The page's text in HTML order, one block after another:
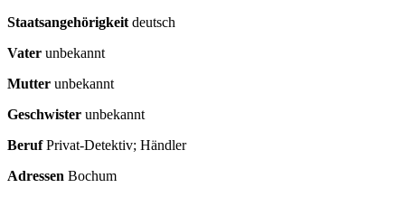
Staatsangehörigkeit deutsch
Vater unbekannt
Mutter unbekannt
Geschwister unbekannt
BerufPrivat-Detektiv; Händler
Adressen Bochum